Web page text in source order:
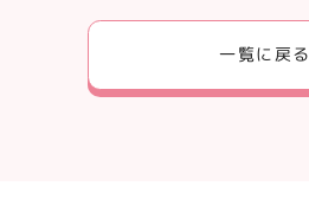
一覧に戻る